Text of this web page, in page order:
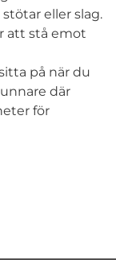
eller slag.
att stå emot
på när du
där
för